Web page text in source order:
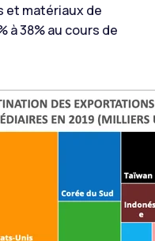
et matériaux de
à 38% au cours de